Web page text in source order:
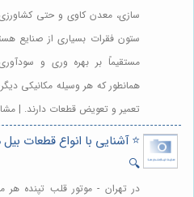
سازی، معدن کاوی و حتی
ستون فقرات بسیاری از صنایع
مستقیماً بر بهره وری و
همانطور که هر وسیله مکانیکی
تعمیر و تعویض قطعات دارند. |
⭐️ آشنایی با انواع قطعات
🔍
در تهران - موتور قلب تپنده هر